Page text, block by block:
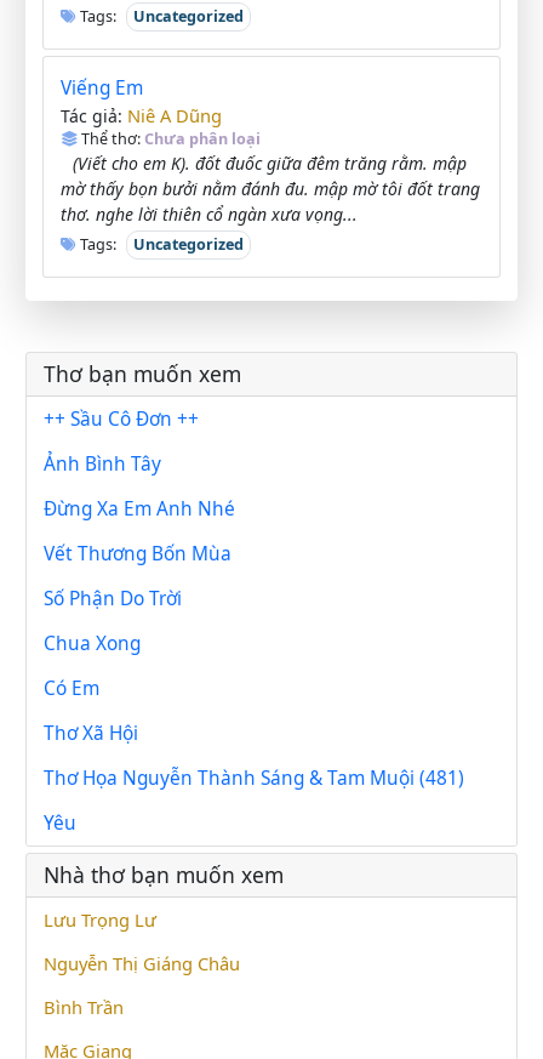
Tags: Uncategorized
Viếng Em
Tác giả: Niê A Dũng
Thể thơ:Chưa phân loại
(Viết cho em K). đốt đuốc giữa đêm trăng rằm. mập
mờ thấy bọn bưởi nằm đánh đu. mập mờ tôi đốt trang
thơ. nghe lời thiên cổ ngàn xưa vọng...
Tags: Uncategorized
Thơ bạn muốn xem
++ Sầu Cô Đơn ++
Ảnh Bình Tây
Đừng Xa Em Anh Nhé
Vết Thương Bốn Mùa
Số Phận Do Trời
Chua Xong
Có Em
Thơ Xã Hội
Thơ Họa Nguyễn Thành Sáng & Tam Muội (481)
Yêu
Nhà thơ bạn muốn xem
Lưu Trọng Lư
Nguyễn Thị Giáng Châu
Bình Trần
Mặc Giang